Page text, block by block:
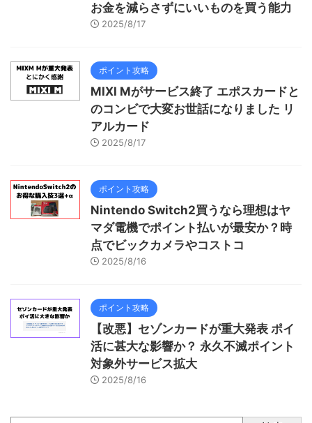
お金を減らさずにいいものを買う能力
2025/8/17
ポイント攻略
MIXI Mがサービス終了 エポスカードと
のコンビで大変お世話になりました リ
アルカード
2025/8/17
ポイント攻略
Nintendo Switch2買うなら理想はヤ
マダ電機でポイント払いが最安か？時
点でビックカメラやコストコ
2025/8/16
ポイント攻略
【改悪】セゾンカードが重大発表 ポイ
活に甚大な影響か？ 永久不滅ポイント
対象外サービス拡大
2025/8/16